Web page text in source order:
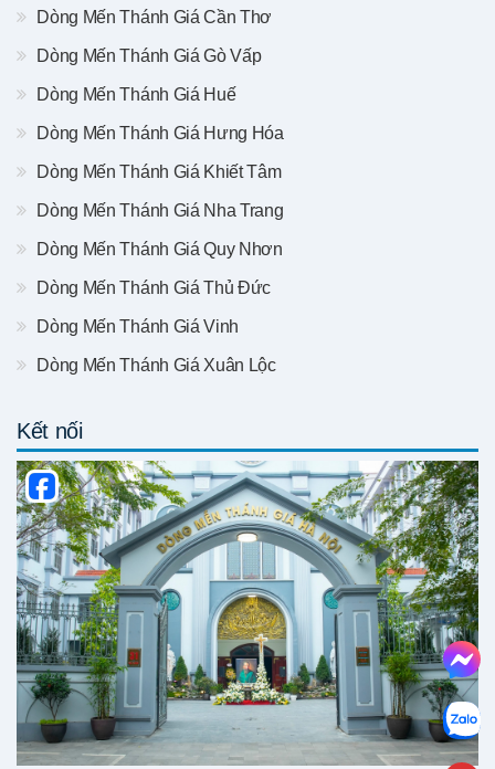
Dòng Mến Thánh Giá Cần Thơ
Dòng Mến Thánh Giá Gò Vấp
Dòng Mến Thánh Giá Huế
Dòng Mến Thánh Giá Hưng Hóa
Dòng Mến Thánh Giá Khiết Tâm
Dòng Mến Thánh Giá Nha Trang
Dòng Mến Thánh Giá Quy Nhơn
Dòng Mến Thánh Giá Thủ Đức
Dòng Mến Thánh Giá Vinh
Dòng Mến Thánh Giá Xuân Lộc
Kết nối